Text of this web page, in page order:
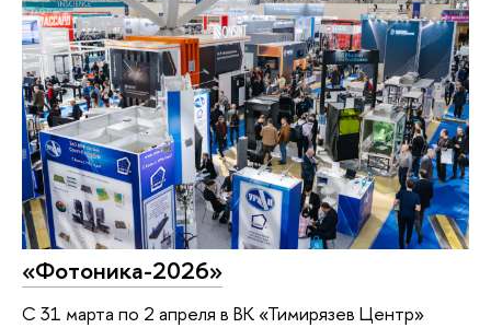
«Фотоника-2026»
С 31 марта по 2 апреля в ВК «Тимирязев Центр»